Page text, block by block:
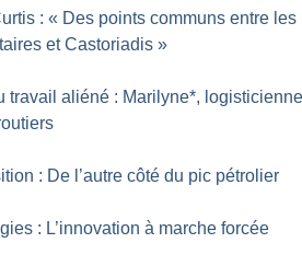
: « Des points communs entre les
et Castoriadis »
travail aliéné : Marilyne*,
: De l’autre côté du pic pétrolier
: L’innovation à marche forcée